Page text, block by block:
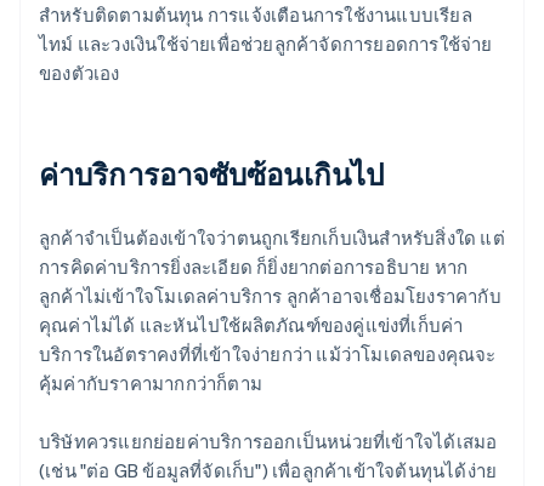
สำหรับติดตามต้นทุน การแจ้งเตือนการใช้งานแบบเรียล
ไทม์ และวงเงินใช้จ่ายเพื่อช่วยลูกค้าจัดการยอดการใช้จ่าย
ของตัวเอง
ค่าบริการอาจซับซ้อนเกินไป
ลูกค้าจำเป็นต้องเข้าใจว่าตนถูกเรียกเก็บเงินสําหรับสิ่งใด แต่
การคิดค่าบริการยิ่งละเอียด ก็ยิ่งยากต่อการอธิบาย หาก
ลูกค้าไม่เข้าใจโมเดลค่าบริการ ลูกค้าอาจเชื่อมโยงราคากับ
คุณค่าไม่ได้ และหันไปใช้ผลิตภัณฑ์ของคู่แข่งที่เก็บค่า
บริการในอัตราคงที่ที่เข้าใจง่ายกว่า แม้ว่าโมเดลของคุณจะ
คุ้มค่ากับราคามากกว่าก็ตาม
บริษัทควรแยกย่อยค่าบริการออกเป็นหน่วยที่เข้าใจได้เสมอ
(เช่น "ต่อ GB ข้อมูลที่จัดเก็บ") เพื่อลูกค้าเข้าใจต้นทุนได้ง่าย